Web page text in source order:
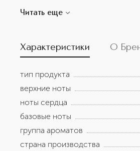
кардамона и розового перца
переплетаются пьянящее
аккордом кокосового молока.
кости, напоминающем по
Читать еще
Характеристики О
тип продукта
верхние ноты
ноты сердца
базовые ноты
группа ароматов
страна производства